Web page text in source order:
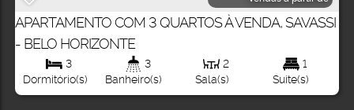
APARTAMENTO COM 3 QUARTOS À VENDA, SAVASSI
- BELO HORIZONTE
3
Dormitório(s)
3
Banheiro(s)
2
Sala(s)
1
Suíte(s)